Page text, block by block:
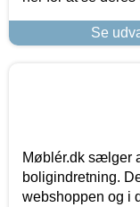
Se
Møblér.dk sælger
boligindretning.
webshoppen og i